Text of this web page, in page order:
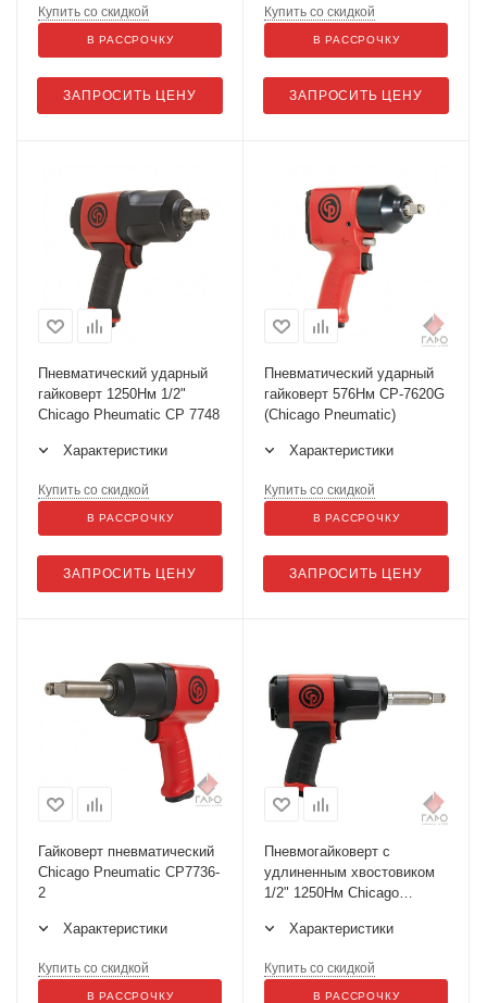
ЗАПРОСИТЬ ЦЕНУ
Купить со скидкой
В РАССРОЧКУ
ЗАПРОСИТЬ ЦЕНУ
Купить со скидкой
В РАССРОЧКУ
Пневматический ударный
гайковерт 1250Нм 1/2"
Chicago Pheumatic СР 7748
Характеристики
ЗАПРОСИТЬ ЦЕНУ
Купить со скидкой
В РАССРОЧКУ
Пневматический ударный
гайковерт 576Нм СР-7620G
(Chicago Pneumatic)
Характеристики
ЗАПРОСИТЬ ЦЕНУ
Купить со скидкой
В РАССРОЧКУ
Гайковерт пневматический
Chicago Pneumatic CP7736-
2
Характеристики
Купить со скидкой
В РАССРОЧКУ
Пневмогайковерт с
удлиненным хвостовиком
1/2" 1250Нм Chicago
Характеристики
Купить со скидкой
В РАССРОЧКУ